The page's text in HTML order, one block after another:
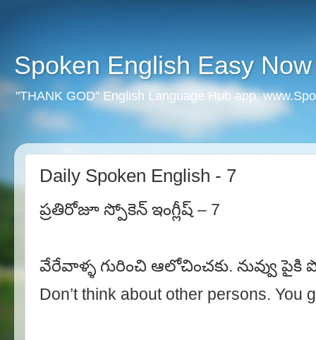
Spoken English Easy Now
"THANK GOD" English Language Hub app.
Daily Spoken English - 7
ప్రతిరోజూ స్పోకెన్ ఇంగ్లీష్ – 7
వేరేవాళ్ళ గురించి ఆలోచించకు. నువ్వు పైకి
Don’t think about other persons. You